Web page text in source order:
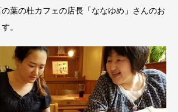
葉の杜カフェの店長「ななゆめ」さんのお
。